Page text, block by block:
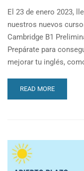
El 23 de enero 2023,
nuestros nuevos
Cambridge B1
Prepárate para
mejorar tu inglés,
READ
MORE
DE
PREPARACIÓN
A
READ MORE